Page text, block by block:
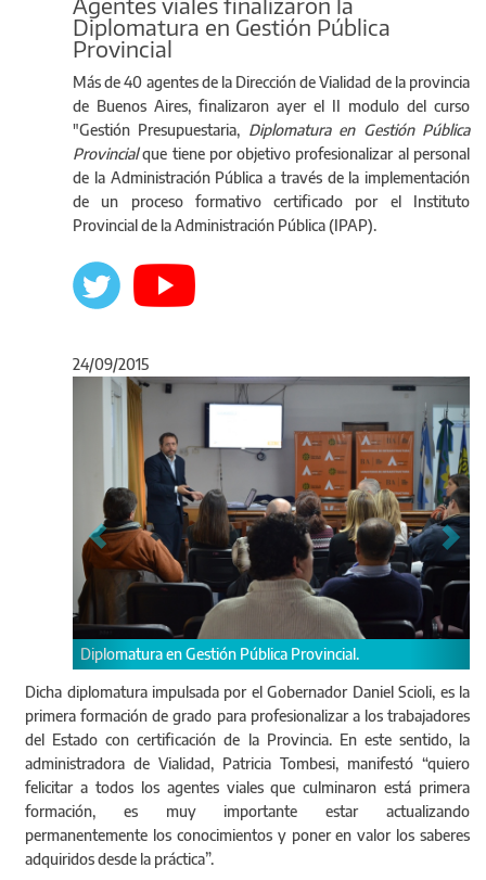
Diplomatura en Gestión Pública
Provincial
Más de 40 agentes de la Dirección de Vialidad de la provincia
de Buenos Aires, finalizaron ayer el II modulo del curso
"Gestión Presupuestaria, Diplomatura en Gestión Pública
Provincialque tiene por objetivo profesionalizar al personal
de la Administración Pública a través de la implementación
de un proceso formativo certificado por el Instituto
Provincial de la Administración Pública (IPAP).
24/09/2015
Pública Provincial. Diplomatura en Gestión
Anterior
Dicha diplomatura impulsada por el Gobernador Daniel Scioli, es la
primera formación de grado para profesionalizar a los trabajadores
del Estado con certificación de la Provincia. En este sentido, la
administradora de Vialidad, Patricia Tombesi, manifestó “quiero
felicitar a todos los agentes viales que culminaron está primera
formación, es muy importante estar actualizando
permanentemente los conocimientos y poner en valor los saberes
adquiridos desde la práctica”.